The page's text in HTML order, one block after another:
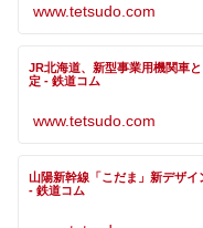
www.tetsudo.com
JR北海道、新型事業用機関車
定 - 鉄道コム
www.tetsudo.com
山陽新幹線「こだま」新デザ
- 鉄道コム